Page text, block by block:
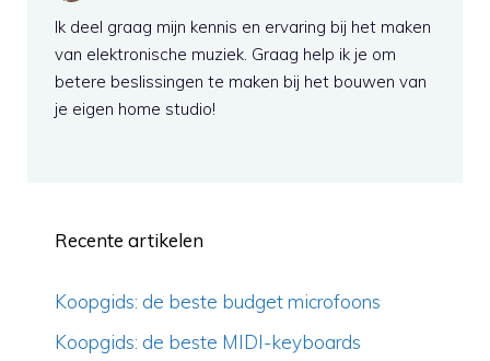
Ik deel graag mijn kennis en ervaring bij het maken
van elektronische muziek. Graag help ik je om
betere beslissingen te maken bij het bouwen van
je eigen home studio!
Recente artikelen
Koopgids: de beste budget microfoons
Koopgids: de beste MIDI-keyboards